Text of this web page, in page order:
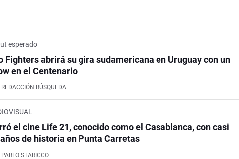
esperado
Fighters abrirá su gira sudamericana en Uruguay con un
en el Centenario
REDACCIÓN BÚSQUEDA
el cine Life 21, conocido como el Casablanca, con casi
de historia en Punta Carretas
PABLO STARICCO